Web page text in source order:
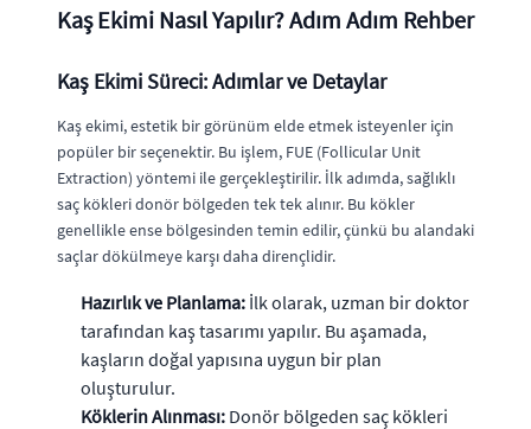
Kaş Ekimi Nasıl Yapılır? Adım Adım Rehber
Kaş Ekimi Süreci: Adımlar ve Detaylar
Kaş ekimi, estetik bir görünüm elde etmek isteyenler için
popüler bir seçenektir. Bu işlem, FUE (Follicular Unit
Extraction) yöntemi ile gerçekleştirilir. İlk adımda, sağlıklı
saç kökleri donör bölgeden tek tek alınır. Bu kökler
genellikle ense bölgesinden temin edilir, çünkü bu alandaki
saçlar dökülmeye karşı daha dirençlidir.
Hazırlık ve Planlama: İlk olarak, uzman bir doktor
tarafından kaş tasarımı yapılır. Bu aşamada,
kaşların doğal yapısına uygun bir plan
oluşturulur.
Köklerin Alınması: Donör bölgeden saç kökleri